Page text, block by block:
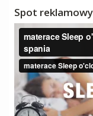
Spot reklamowy